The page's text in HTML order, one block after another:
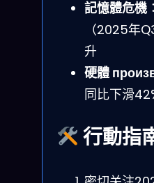
記憶體危機
（2025年
升
硬體
同比下滑
行動指